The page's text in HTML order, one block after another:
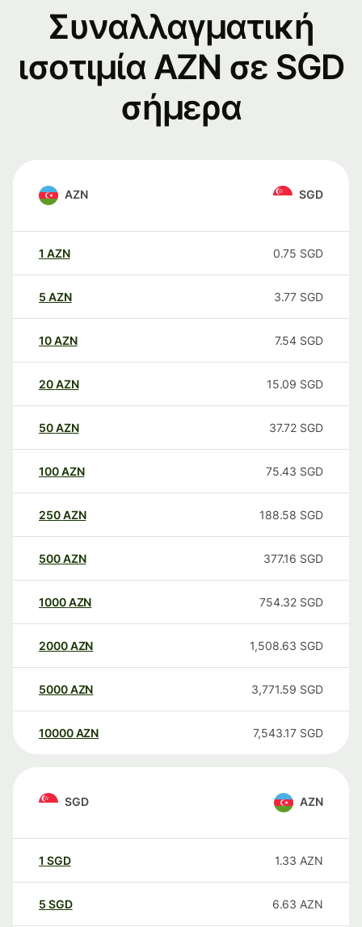
Συναλλαγματική
ισοτιμία AZN σε SGD
σήμερα
AZN SGD
1 AZN 0.75 SGD
5 AZN 3.77 SGD
10AZN 7.54 SGD
20AZN 15.09 SGD
50AZN 37.72 SGD
100AZN 75.43 SGD
250AZN 188.58 SGD
500AZN 377.16 SGD
1000AZN 754.32 SGD
2000AZN 1,508.63 SGD
5000AZN 3,771.59 SGD
10000 AZN 7,543.17 SGD
SGD AZN
1 SGD 1.33 AZN
5 SGD 6.63 AZN